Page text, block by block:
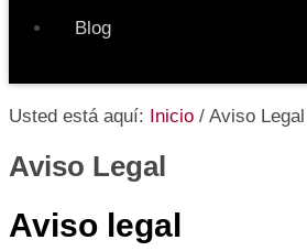
Blog
Usted está aquí: Inicio / Aviso Legal
Aviso Legal
Aviso legal